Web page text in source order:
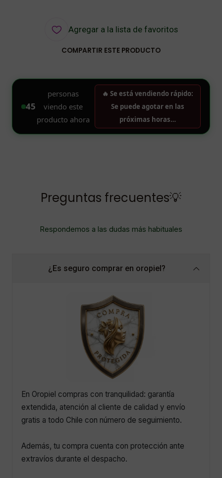
Agregar a la lista de favoritos
COMPARTIR ESTE PRODUCTO
Preguntas frecuentes💡
Respondemos a las dudas más habituales
¿Es seguro comprar en oropiel?
En Oropiel compras con tranquilidad: garantía
extendida, atención al cliente de calidad y envío
gratis a todo Chile con número de seguimiento.
Además, tu compra cuenta con protección ante
extravíos durante el despacho.